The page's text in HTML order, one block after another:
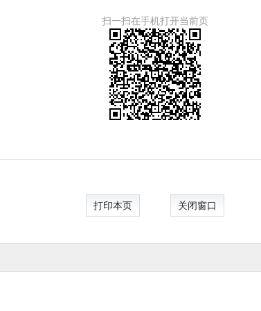
扫一扫在手机打开当前页
打印本页 关闭窗口